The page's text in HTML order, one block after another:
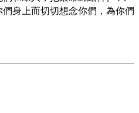
身上而切切想念你們，為你們